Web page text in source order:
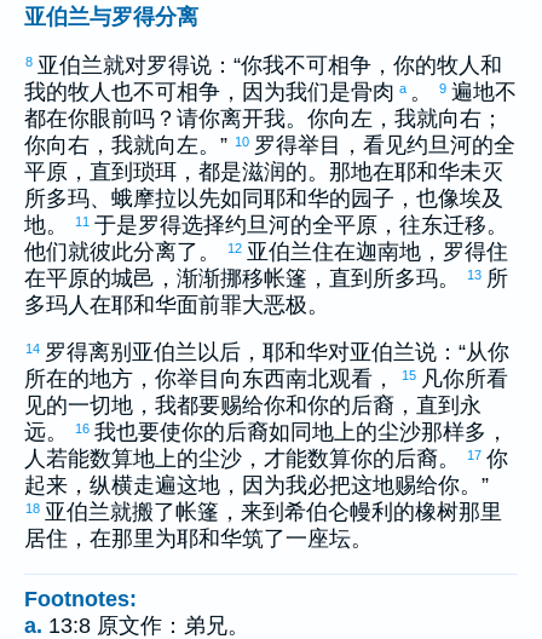
亚伯兰与罗得分离
8 亚伯兰就对罗得说：“你我不可相争，你的牧人和
我的牧人也不可相争，因为我们是骨肉 a 。 9 遍地不
都在你眼前吗？请你离开我。你向左，我就向右；
你向右，我就向左。” 10 罗得举目，看见约旦 河的全
平原，直到 琐珥 ，都是滋润的。那地在耶和华未灭
所多玛、 蛾摩拉 以先如同耶和华的园子，也像埃及
地。
11 于是罗得选择约旦 河的全平原，往东迁移。
他们就彼此分离了。
12 亚伯兰住在迦南地， 罗得住
在平原的城邑，渐渐挪移帐篷，直到 所多玛。 13 所
多玛 人在耶和华面前罪大恶极。
14 罗得离别 亚伯兰以后，耶和华对亚伯兰说：“从你
所在的地方，你举目向东西南北观看，
15 凡你所看
见的一切地，我都要赐给你和你的后裔，直到永
远。
16 我也要使你的后裔如同地上的尘沙那样多，
人若能数算地上的尘沙，才能数算你的后裔。
17 你
起来，纵横走遍这地，因为我必把这地赐给你。”
18 亚伯兰就搬了帐篷，来到 希伯仑幔利 的橡树那里
居住，在那里为耶和华筑了一座坛。
Footnotes:
a. 13:8 原文作：弟兄。